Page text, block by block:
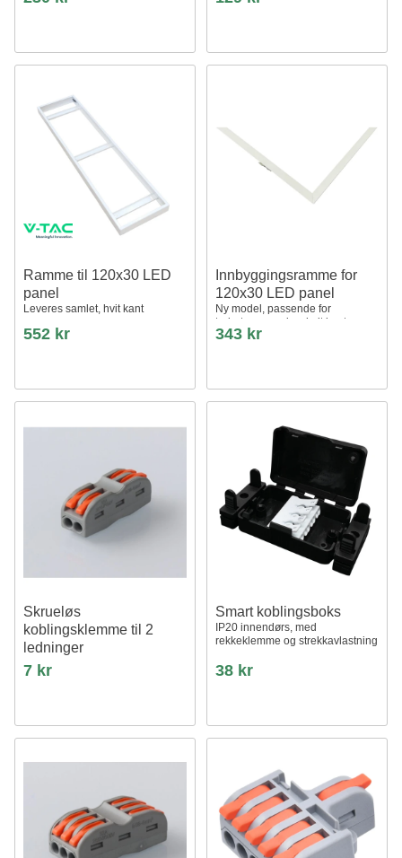
montering i tak
Ramme til 120x30 LED
panel
Leveres samlet, hvit kant
552 kr
Innbyggingsramme for
120x30 LED panel
Ny model, passende for
trebetong og gips, hvit kant
343 kr
Skrueløs
koblingsklemme til 2
ledninger
7 kr
Smart koblingsboks
IP20 innendørs, med
rekkeklemme og strekkavlastning
38 kr